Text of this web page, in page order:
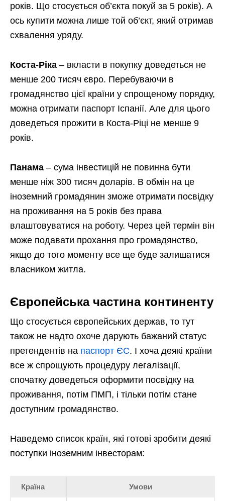
років. Що стосується об’єкта покуй за 5 років). А
ось купити можна лише той об’єкт, який отримав
схвалення уряду.
Коста-Ріка – вкласти в покупку доведеться не
менше 200 тисяч євро. Перебуваючи в
громадянство цієї країни у спрощеному порядку,
можна отримати паспорт Іспанії. Але для цього
доведеться прожити в Коста-Ріці не менше 9
років.
Панама – сума інвестицій не повинна бути
менше ніж 300 тисяч доларів. В обмін на це
іноземний громадянин зможе отримати посвідку
на проживання на 5 років без права
влаштовуватися на роботу. Через цей термін він
може подавати прохання про громадянство,
якщо до того моменту все ще буде залишатися
власником житла.
Європейська частина континенту
Що стосується європейських держав, то тут
також не надто охоче дарують бажаний статус
претендентів на паспорт ЄС. І хоча деякі країни
все ж спрощують процедуру легалізації,
спочатку доведеться оформити посвідку на
проживання, потім ПМП, і тільки потім стане
доступним громадянство.
Наведемо список країн, які готові зробити деякі
поступки іноземним інвесторам:
Країна Умови